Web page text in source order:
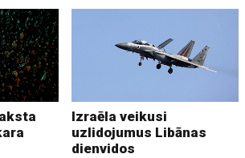
Izraēla veikusi
uzlidojumus Libānas
dienvidos